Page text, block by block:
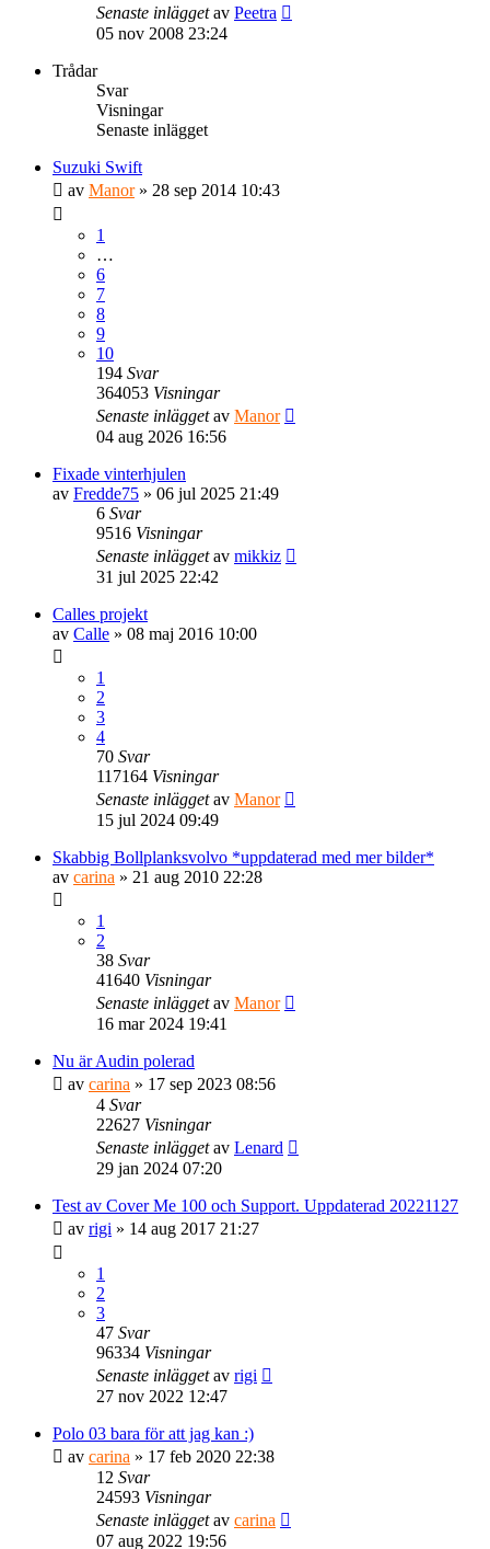
Senaste inläggetav Peetra
05 nov 2008 23:24
Trådar
Svar
Visningar
Senaste inlägget
Suzuki Swift
av Manor» 28 sep 2014 10:43
1
…
6
7
8
9
10
194 Svar
364053 Visningar
Senaste inläggetav Manor
04 aug 2026 16:56
Fixade vinterhjulen
av Fredde75 » 06 jul 2025 21:49
6 Svar
9516 Visningar
Senaste inläggetav mikkiz
31 jul 2025 22:42
Calles projekt
av Calle » 08 maj 2016 10:00
1
2
3
4
70 Svar
117164 Visningar
Senaste inläggetav Manor
15 jul 2024 09:49
Skabbig Bollplanksvolvo *uppdaterad med mer bilder*
av carina » 21 aug 2010 22:28
1
2
38 Svar
41640 Visningar
Senaste inläggetav Manor
16 mar 2024 19:41
Nu är Audin polerad
av carina » 17 sep 2023 08:56
4 Svar
22627 Visningar
Senaste inläggetav Lenard
29 jan 2024 07:20
Test av Cover Me 100 och Support. Uppdaterad 20221127
av rigi » 14 aug 2017 21:27
1
2
3
47 Svar
96334 Visningar
Senaste inläggetav rigi
27 nov 2022 12:47
Polo 03 bara för att jag kan :)
av carina » 17 feb 2020 22:38
12 Svar
24593 Visningar
Senaste inläggetav carina
07 aug 2022 19:56